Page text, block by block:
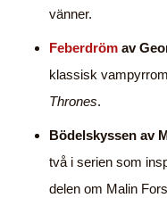
vänner.
Feberdröm av
klassisk
Thrones.
Bödelskyssen av
två i serien som
delen om Malin